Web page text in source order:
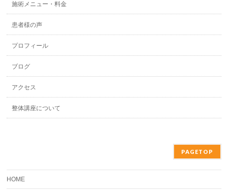
施術メニュー・料金
患者様の声
プロフィール
ブログ
アクセス
整体講座について
PAGETOP
HOME